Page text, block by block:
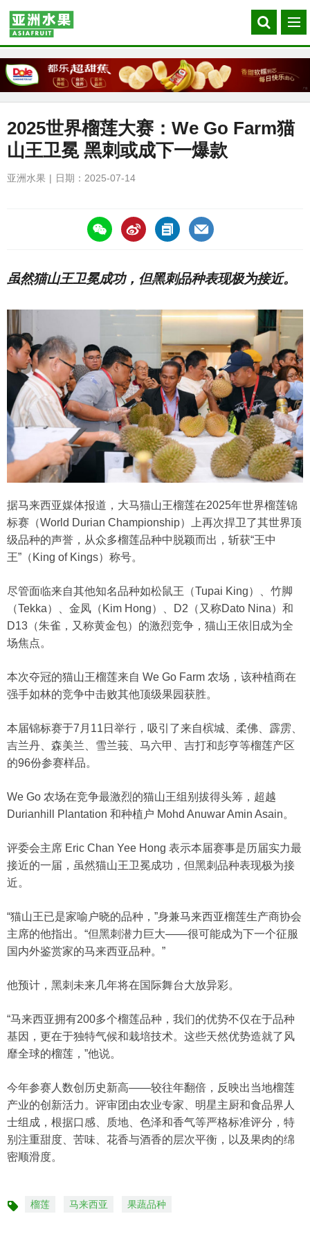
Search
our
菜
单
2025世界榴莲大赛：We Go Farm猫
山王卫冕 黑刺或成下一爆款
亚洲水果 日期：2025-07-14
https://asiafruitchina.net/30229.html
虽然猫山王卫冕成功，但黑刺品种表现极为接近。
据马来西亚媒体报道，大马猫山王榴莲在2025年世界榴莲锦
标赛（World Durian Championship）上再次捍卫了其世界顶
级品种的声誉，从众多榴莲品种中脱颖而出，斩获“王中
王”（King of Kings）称号。
尽管面临来自其他知名品种如松鼠王（Tupai King）、竹脚
（Tekka）、金凤（Kim Hong）、D2（又称Dato Nina）和
D13（朱雀，又称黄金包）的激烈竞争，猫山王依旧成为全
场焦点。
本次夺冠的猫山王榴莲来自 We Go Farm 农场，该种植商在
强手如林的竞争中击败其他顶级果园获胜。
本届锦标赛于7月11日举行，吸引了来自槟城、柔佛、霹雳、
吉兰丹、森美兰、雪兰莪、马六甲、吉打和彭亨等榴莲产区
的96份参赛样品。
We Go 农场在竞争最激烈的猫山王组别拔得头筹，超越
Durianhill Plantation 和种植户 Mohd Anuwar Amin Asain。
评委会主席 Eric Chan Yee Hong 表示本届赛事是历届实力最
接近的一届，虽然猫山王卫冕成功，但黑刺品种表现极为接
近。
“猫山王已是家喻户晓的品种，”身兼马来西亚榴莲生产商协会
主席的他指出。“但黑刺潜力巨大——很可能成为下一个征服
国内外鉴赏家的马来西亚品种。”
他预计，黑刺未来几年将在国际舞台大放异彩。
“马来西亚拥有200多个榴莲品种，我们的优势不仅在于品种
基因，更在于独特气候和栽培技术。这些天然优势造就了风
靡全球的榴莲，”他说。
今年参赛人数创历史新高——较往年翻倍，反映出当地榴莲
产业的创新活力。评审团由农业专家、明星主厨和食品界人
士组成，根据口感、质地、色泽和香气等严格标准评分，特
别注重甜度、苦味、花香与酒香的层次平衡，以及果肉的绵
密顺滑度。
标 榴莲 马来西亚 果蔬品种